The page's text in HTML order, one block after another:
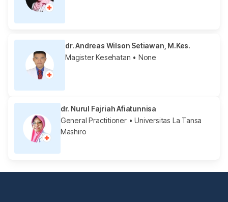
dr. Andreas Wilson Setiawan, M.Kes.
Magister Kesehatan • None
dr. Nurul Fajriah Afiatunnisa
General Practitioner• Universitas La Tansa
Mashiro